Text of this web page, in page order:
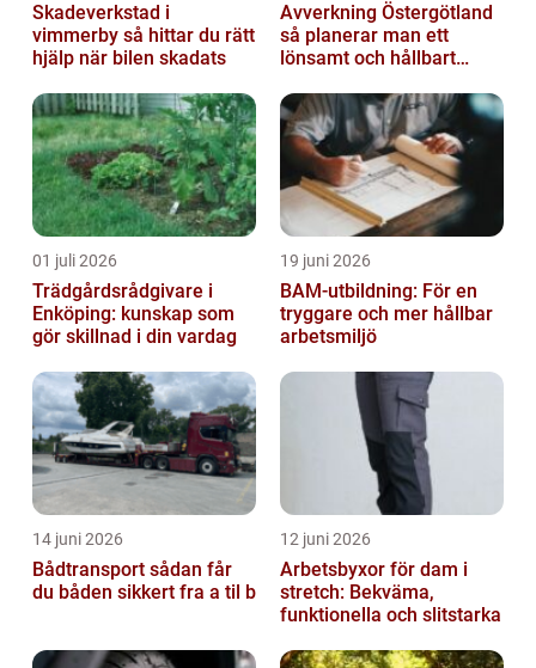
Skadeverkstad i
vimmerby så hittar du rätt
hjälp när bilen skadats
Avverkning Östergötland
så planerar man ett
lönsamt och hållbart
01 juli 2026
Trädgårdsrådgivare i
Enköping: kunskap som
gör skillnad i din vardag
19 juni 2026
BAM-utbildning: För en
tryggare och mer hållbar
arbetsmiljö
14 juni 2026
Bådtransport sådan får
du båden sikkert fra a til b
12 juni 2026
Arbetsbyxor för dam i
stretch: Bekväma,
funktionella och slitstarka